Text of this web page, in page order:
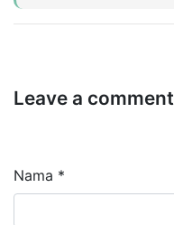
Leave a comment
Nama *